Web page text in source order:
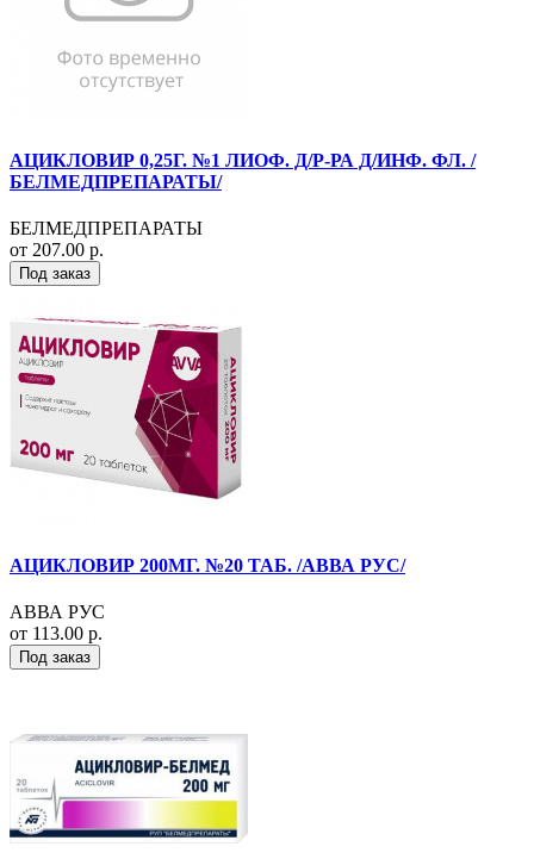
АЦИКЛОВИР 0,25Г. №1 ЛИОФ. Д/Р-РА Д/ИНФ. ФЛ. /
БЕЛМЕДПРЕПАРАТЫ/
БЕЛМЕДПРЕПАРАТЫ
от 207.00 р.
Под заказ
АЦИКЛОВИР 200МГ. №20 ТАБ. /АВВА РУС/
АВВА РУС
от 113.00 р.
Под заказ